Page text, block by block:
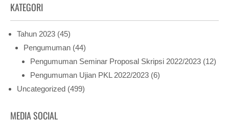
KATEGORI
Tahun 2023 (45)
Pengumuman (44)
Pengumuman Seminar Proposal Skripsi 2022/2023 (12)
Pengumuman Ujian PKL 2022/2023 (6)
Uncategorized (499)
MEDIA SOCIAL